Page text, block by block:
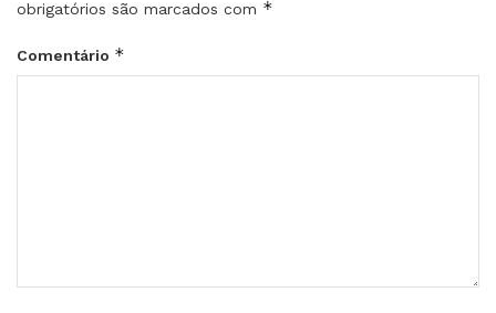
obrigatórios são marcados com *
Comentário *